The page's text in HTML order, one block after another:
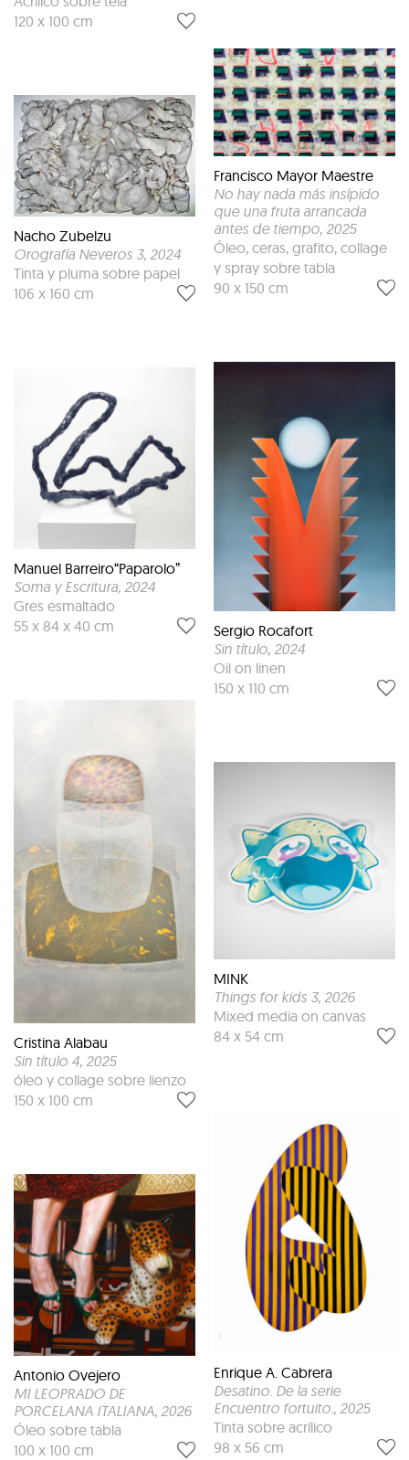
120 x 100 cm
Nacho Zubelzu
Orografía Neveros 3, 2024
Tinta y pluma sobre papel
106 x 160 cm
Manuel Barreiro“Paparolo”
Soma y Escritura, 2024
Gres esmaltado
55 x 84 x 40 cm
Cristina Alabau
Sin título 4, 2025
óleo y collage sobre lienzo
150 x 100 cm
Antonio Ovejero
MI LEOPRADO DE
PORCELANA ITALIANA, 2026
Óleo sobre tabla
100 x 100 cm
Francisco Mayor Maestre
No hay nada más insípido
que una fruta arrancada
antes de tiempo, 2025
Óleo, ceras, grafito, collage
y spray sobre tabla
90 x 150 cm
Sergio Rocafort
Sin título, 2024
Oil on linen
150 x 110 cm
MINK
Things for kids 3, 2026
Mixed media on canvas
84 x 54 cm
Enrique A. Cabrera
Desatino. De la serie
Encuentro fortuito. , 2025
Tinta sobre acrílico
98 x 56 cm